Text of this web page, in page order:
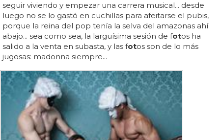
seguir viviendo y empezar una carrera musical... desde
luego no se lo gastó en cuchillas para afeitarse el pubis,
porque la reina del pop tenía la selva del amazonas ahí
abajo... sea como sea, la larguísima sesión de fotos ha
salido a la venta en subasta, y las fotos son de lo más
jugosas: madonna siempre...